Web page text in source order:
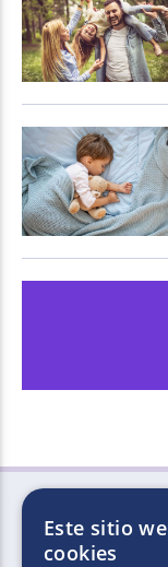
Este sitio
cookies